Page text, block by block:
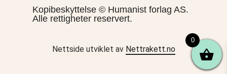
Kopibeskyttelse © Humanist forlag AS.
Alle rettigheter reservert.
Nettside utviklet av Nettrakett.no
0